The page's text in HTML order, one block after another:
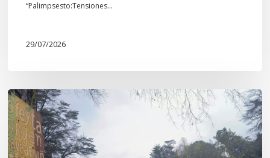
“Palimpsesto:Tensiones…
29/07/2026
En
defensa
del